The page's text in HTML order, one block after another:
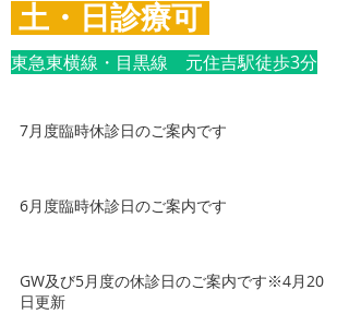
土・日診療可
東急東横線・目黒線 元住吉駅徒歩3分
7月度臨時休診日のご案内です
6月度臨時休診日のご案内です
GW及び5月度の休診日のご案内です※4月20
日更新